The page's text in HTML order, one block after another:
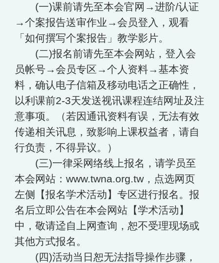
(一)课前请先至本会官网→进阶/认证
→个案报告送审作业→会员登入，观看
「如何撰写个案报告」教学影片。
(二)报名前请先至本会网站，登入会
员帐号→会员专区→个人资料→基本资
料，确认电子信箱及移动电话之正确性，
以利课前2-3天发送视讯课程连结网址及注
意事项。（若因通讯资料有误，无法有效
传递相关讯息，致影响上课权益者，请自
行负责，不得异议。）
(三)一律采网络线上报名，请学员至
本会网站：www.twna.org.tw，点选网页
左侧【报名学术活动】专区进行报名。报
名后立即公告在本会网站【学术活动】
中，敬请迳自上网查询，恕不受理现场或
其他方式报名。
(四)活动当日恕无法指导操作步骤，